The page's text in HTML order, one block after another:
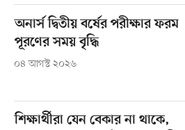
অনার্স দ্বিতীয় বর্ষের পরীক্ষার ফরম
পূরণের সময় বৃদ্ধি
০৪ আগস্ট ২০২৬
শিক্ষার্থীরা যেন বেকার না থাকে,